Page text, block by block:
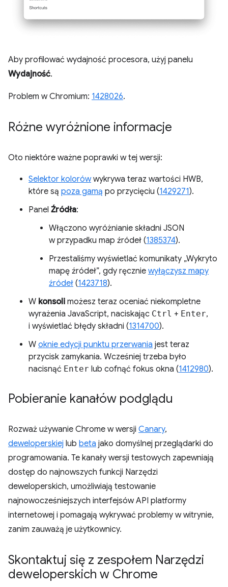
Aby profilować wydajność procesora, użyj panelu
Wydajność.
Problem w Chromium: 1428026.
Różne wyróżnione informacje
Oto niektóre ważne poprawki w tej wersji:
Selektor kolorówwykrywa teraz wartości HWB,
które są poza gamą po przycięciu (1429271).
Panel Źródła:
Włączono wyróżnianie składni JSON
w przypadku map źródeł (1385374).
Przestaliśmy wyświetlać komunikaty „Wykryto
mapę źródeł”, gdy ręcznie wyłączysz mapy
źródeł (1423718).
W konsoli możesz teraz oceniać niekompletne
wyrażenia JavaScript, naciskając Ctrl + Enter,
i wyświetlać błędy składni (1314700).
W oknie edycji punktu przerwania jest teraz
przycisk zamykania. Wcześniej trzeba było
nacisnąć Enter lub cofnąć fokus okna (1412980).
Pobieranie kanałów podglądu
Rozważ używanie Chrome w wersji Canary,
deweloperskiej lub beta jako domyślnej przeglądarki do
programowania. Te kanały wersji testowych zapewniają
dostęp do najnowszych funkcji Narzędzi
deweloperskich, umożliwiają testowanie
najnowocześniejszych interfejsów API platformy
internetowej i pomagają wykrywać problemy w witrynie,
zanim zauważą je użytkownicy.
Skontaktuj się z zespołem Narzędzi
deweloperskich w Chrome